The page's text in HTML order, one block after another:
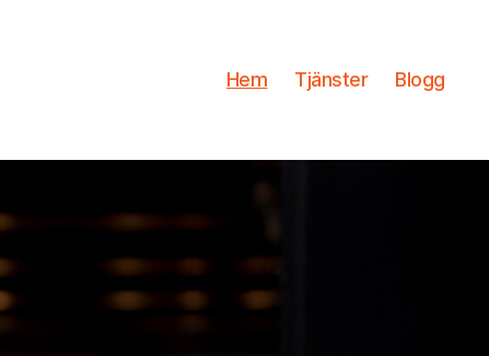
Hem Tjänster Blogg